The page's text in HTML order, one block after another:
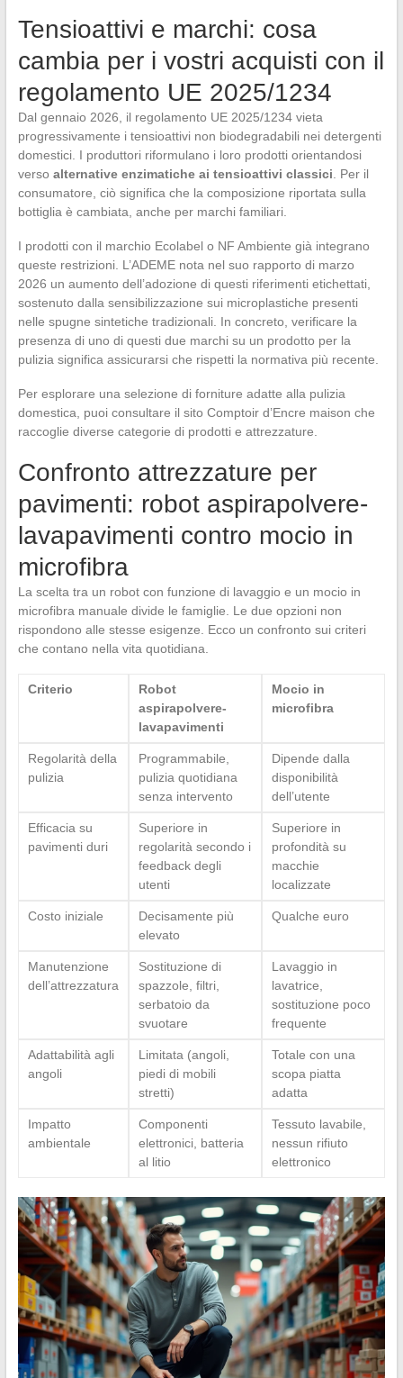
Tensioattivi e marchi: cosa
cambia per i vostri acquisti con il
regolamento UE 2025/1234
Dal gennaio 2026, il regolamento UE 2025/1234 vieta
progressivamente i tensioattivi non biodegradabili nei detergenti
domestici. I produttori riformulano i loro prodotti orientandosi
verso alternative enzimatiche ai tensioattivi classici . Per il
consumatore, ciò significa che la composizione riportata sulla
bottiglia è cambiata, anche per marchi familiari.
I prodotti con il marchio Ecolabel o NF Ambiente già integrano
queste restrizioni. L’ADEME nota nel suo rapporto di marzo
2026 un aumento dell’adozione di questi riferimenti etichettati,
sostenuto dalla sensibilizzazione sui microplastiche presenti
nelle spugne sintetiche tradizionali. In concreto, verificare la
presenza di uno di questi due marchi su un prodotto per la
pulizia significa assicurarsi che rispetti la normativa più recente.
Per esplorare una selezione di forniture adatte alla pulizia
domestica, puoi consultare il sito Comptoir d’Encre maison che
raccoglie diverse categorie di prodotti e attrezzature.
Confronto attrezzature per
pavimenti: robot aspirapolvere-
lavapavimenti contro mocio in
microfibra
La scelta tra un robot con funzione di lavaggio e un mocio in
microfibra manuale divide le famiglie. Le due opzioni non
rispondono alle stesse esigenze. Ecco un confronto sui criteri
che contano nella vita quotidiana.
Criterio
Robot
aspirapolvere-
lavapavimenti
Mocio in
microfibra
Regolarità della
pulizia
Programmabile,
pulizia quotidiana
senza intervento
Dipende dalla
disponibilità
dell’utente
Efficacia su
pavimenti duri
Superiore in
regolarità secondo i
feedback degli
utenti
Superiore in
profondità su
macchie
localizzate
Costo iniziale
Decisamente più
elevato
Qualche euro
Manutenzione
dell’attrezzatura
Sostituzione di
spazzole, filtri,
serbatoio da
svuotare
Lavaggio in
lavatrice,
sostituzione poco
frequente
Adattabilità agli
angoli
Limitata (angoli,
piedi di mobili
stretti)
Totale con una
scopa piatta
adatta
Impatto
ambientale
Componenti
elettronici, batteria
al litio
Tessuto lavabile,
nessun rifiuto
elettronico